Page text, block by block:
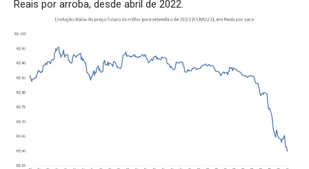
Reais por arroba, desde abril de 2022.